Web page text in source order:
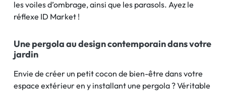
les voiles d’ombrage, ainsi que les parasols. Ayez le
réflexe ID Market !
Une pergola au design contemporain dans votre
jardin
Envie de créer un petit cocon de bien-être dans votre
espace extérieur en y installant une pergola ? Véritable